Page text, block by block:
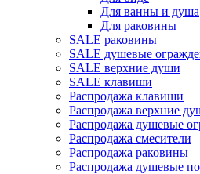
Для ванны и душа
Для раковины
SALE раковины
SALE душевые
SALE верхние души
SALE клавиши
Распродажа клавиши
Распродажа верхние
Распродажа душевые
Распродажа смесители
Распродажа раковины
Распродажа душевые